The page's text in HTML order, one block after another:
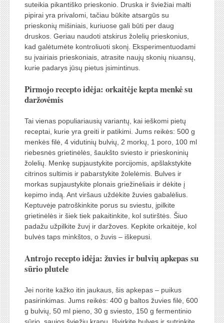
suteikia pikantiško prieskonio. Druska ir šviežiai malti
pipirai yra privalomi, tačiau būkite atsargūs su
prieskonių mišiniais, kuriuose gali būti per daug
druskos. Geriau naudoti atskirus žolelių prieskonius,
kad galėtumėte kontroliuoti skonį. Eksperimentuodami
su įvairiais prieskoniais, atrasite naujų skonių niuansų,
kurie padarys jūsų pietus įsimintinus.
Pirmojo recepto idėja: orkaitėje kepta menkė su
daržovėmis
Tai vienas populiariausių variantų, kai ieškomi pietų
receptai, kurie yra greiti ir patikimi. Jums reikės: 500 g
menkės filė, 4 vidutinių bulvių, 2 morkų, 1 poro, 100 ml
riebesnės grietinėlės, šaukšto sviesto ir prieskoninių
žolelių. Menkę supjaustykite porcijomis, apšlakstykite
citrinos sultimis ir pabarstykite žolelėmis. Bulves ir
morkas supjaustykite plonais griežinėliais ir dėkite į
kepimo indą. Ant viršaus uždėkite žuvies gabalėlius.
Keptuvėje patroškinkite porus su sviestu, įpilkite
grietinėlės ir šiek tiek pakaitinkite, kol sutirštės. Šiuo
padažu užpilkite žuvį ir daržoves. Kepkite orkaitėje, kol
bulvės taps minkštos, o žuvis – iškepusi.
Antrojo recepto idėja: žuvies ir bulvių apkepas su
sūrio plutele
Jei norite kažko itin jaukaus, šis apkepas – puikus
pasirinkimas. Jums reikės: 400 g baltos žuvies filė, 600
g bulvių, 50 ml pieno, 30 g sviesto, 150 g fermentinio